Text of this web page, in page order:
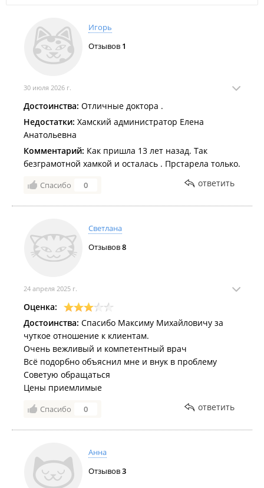
Игорь
Отзывов 1
30 июля 2026 г.
Достоинства: Отличные доктора .
Недостатки: Хамский администратор Елена
Анатольевна
Комментарий: Как пришла 13 лет назад. Так
безграмотной хамкой и осталась . Прстарела только.
Спасибо 0 ответить
Светлана
Отзывов8
24 апреля 2025 г.
Оценка:
Достоинства: Спасибо Максиму Михайловичу за
чуткое отношение к клиентам.
Очень вежливый и компетентный врач
Всё подорбно объяснил мне и внук в проблему
Советую обращаться
Цены приемлимые
Спасибо 0 ответить
Анна
Отзывов3